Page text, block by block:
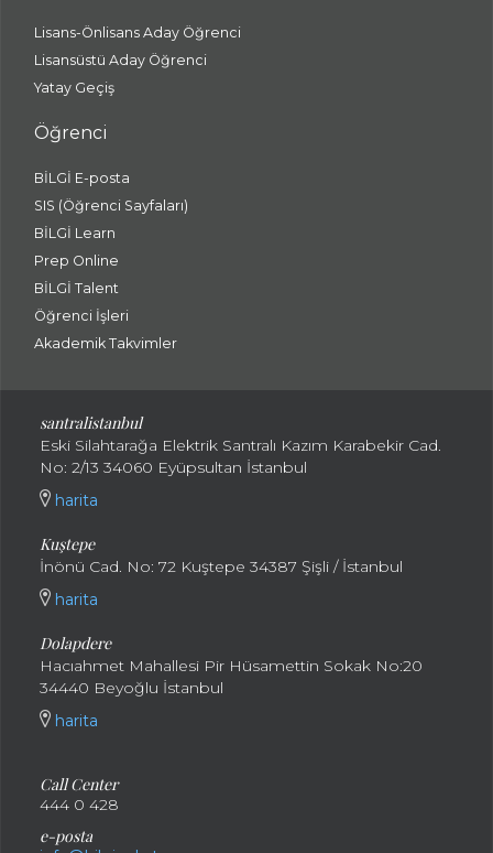
Lisans-Önlisans Aday Öğrenci
Lisansüstü Aday Öğrenci
Yatay Geçiş
Öğrenci
BİLGİ E-posta
SIS (Öğrenci Sayfaları)
BİLGİ Learn
Prep Online
BİLGİ Talent
Öğrenci İşleri
Akademik Takvimler
santralistanbul
Eski Silahtarağa Elektrik Santralı Kazım Karabekir Cad.
No: 2/13 34060 Eyüpsultan İstanbul
harita
Kuştepe
İnönü Cad. No: 72 Kuştepe 34387 Şişli / İstanbul
harita
Dolapdere
Hacıahmet Mahallesi Pir Hüsamettin Sokak No:20
34440 Beyoğlu İstanbul
harita
Call Center
444 0 428
e-posta